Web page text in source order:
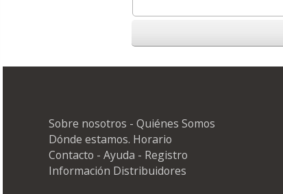
Sobre nosotros - Quiénes Somos
Dónde estamos. Horario
Contacto - Ayuda - Registro
Información Distribuidores